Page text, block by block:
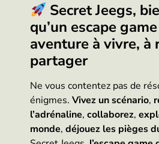
Secret Jeegs,
qu’un escape
aventure à vivre, à
partager
Ne vous contentez pas de
énigmes. Vivez un scénario,
l’adrénaline, collaborez,
monde, déjouez les pièges